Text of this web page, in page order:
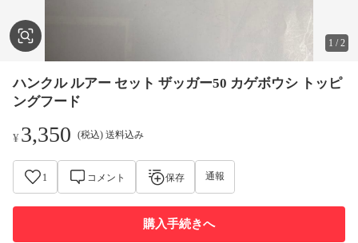
1 /2
ハンクル ルアー セット ザッガー50 カゲボウシ トッピ
ングフード
¥3,350 (税込) 送料込み
1 コメント 保存 通報
購入手続きへ